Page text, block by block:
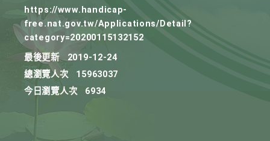
https://www.handicap-
free.nat.gov.tw/Applications/Detail?
category=20200115132152
最後更新
2019-12-24
總瀏覽人次
15963037
今日瀏覽人次
6934